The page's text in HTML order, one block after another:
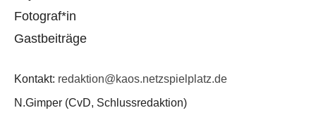
Fotograf*in
Gastbeiträge
Kontakt: redaktion@kaos.netzspielplatz.de
N.Gimper (CvD, Schlussredaktion)